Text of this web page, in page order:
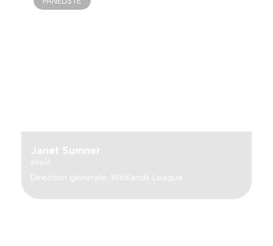
Janet Sumner
elle/il
Direction générale, Wildlands League